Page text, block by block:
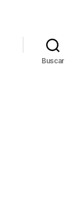
Buscar